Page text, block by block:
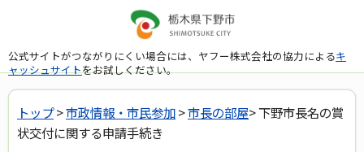
公式サイトがつながりにくい場合には、ヤフー株式会社の協力によるキ
ャッシュサイトをお試しください。
トップ>市政情報・市民参加>市長の部屋> 下野市長名の賞
状交付に関する申請手続き